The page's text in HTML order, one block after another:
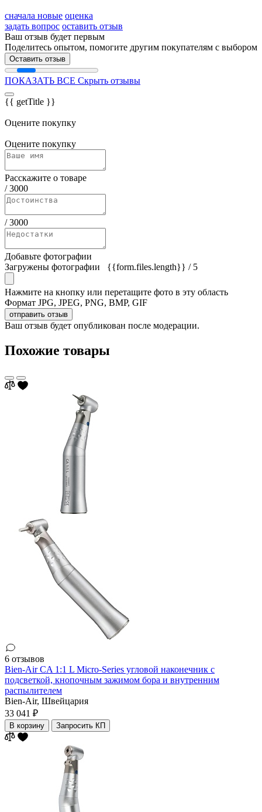
сначала новые оценка
задать вопрос оставить отзыв
Ваш отзыв будет первым
Поделитесь опытом, помогите другим покупателям с выбором
Оставить отзыв
ПОКАЗАТЬ ВСЕ Скрыть отзывы
{{ getTitle }}
Оцените покупку
Оцените покупку
Расскажите о товаре
/3000
/3000
Добавьте фотографии
Загружены фотографии
{{form.files.length}} / 5
Нажмите на кнопку или перетащите фото в эту область
Формат JPG, JPEG, PNG, BMP, GIF
отправить отзыв
Ваш отзыв будет опубликован после модерации.
Похожие товары
6 отзывов
Bien-Air CA 1:1 L Micro-Series угловой наконечник с
подсветкой, кнопочным зажимом бора и внутренним
распылителем
Bien-Air, Швейцария
33 041 ₽
В корзину Запросить КП